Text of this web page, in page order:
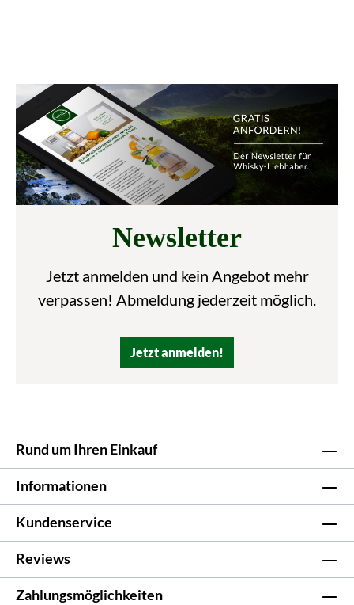
Newsletter
Jetzt anmelden und kein Angebot mehr
verpassen! Abmeldung jederzeit möglich.
Jetzt anmelden!
Rund um Ihren Einkauf
Informationen
Kundenservice
Reviews
Zahlungsmöglichkeiten